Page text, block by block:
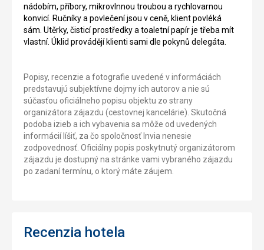
nádobím, příbory, mikrovlnnou troubou a rychlovarnou
konvicí. Ručníky a povlečení jsou v ceně, klient povléká
sám. Utěrky, čisticí prostředky a toaletní papír je třeba mít
vlastní. Úklid provádějí klienti sami dle pokynů delegáta.
Popisy, recenzie a fotografie uvedené v informáciách
predstavujú subjektívne dojmy ich autorov a nie sú
súčasťou oficiálneho popisu objektu zo strany
organizátora zájazdu (cestovnej kancelárie). Skutočná
podoba izieb a ich vybavenia sa môže od uvedených
informácií líšiť, za čo spoločnosť Invia nenesie
zodpovednosť. Oficiálny popis poskytnutý organizátorom
zájazdu je dostupný na stránke vami vybraného zájazdu
po zadaní termínu, o ktorý máte záujem.
Recenzia hotela